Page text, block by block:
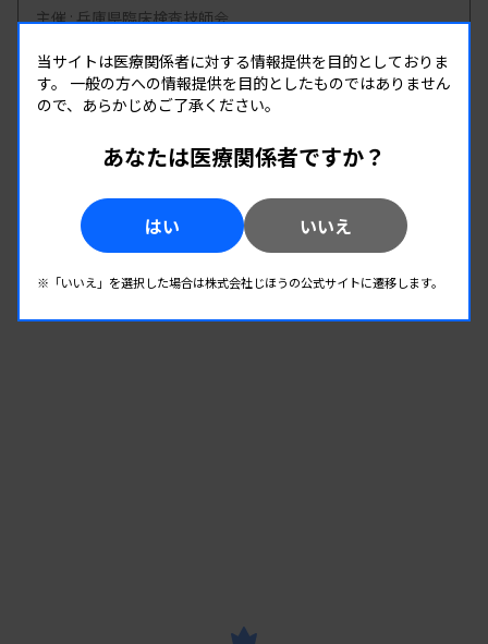
主催 :兵庫県臨床検査技師会
病理・細胞
08.22（土）-2026.08.22（土）
病理・細胞診研究班 8月勉強会
徳島県臨床検査技師会
開催場所 : 徳島県
病理・細胞
当サイトは医療関係者に対する情報提供を目的としておりま
す。 一般の方への情報提供を目的としたものではありません
ので、あらかじめご了承ください。
あなたは医療関係者ですか？
はい いいえ
※「いいえ」を選択した場合は株式会社じほうの公式サイトに遷移します。